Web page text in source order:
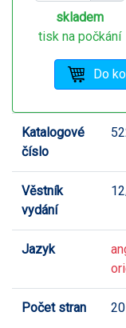
skladem
tisk na počkání
Katalogové
číslo
Věstník
vydání
Jazyk
Počet stran